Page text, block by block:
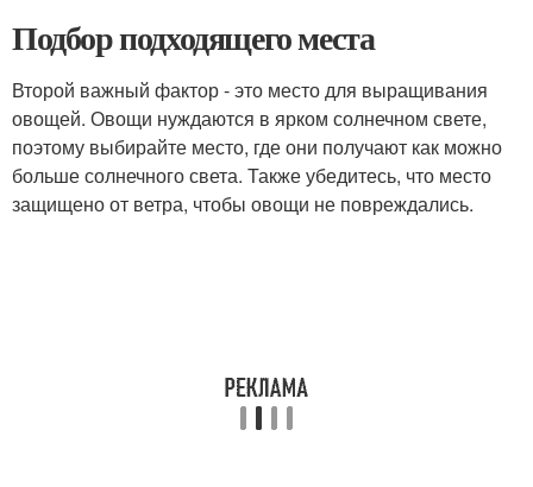
Подбор подходящего места
Второй важный фактор - это место для выращивания
овощей. Овощи нуждаются в ярком солнечном свете,
поэтому выбирайте место, где они получают как можно
больше солнечного света. Также убедитесь, что место
защищено от ветра, чтобы овощи не повреждались.